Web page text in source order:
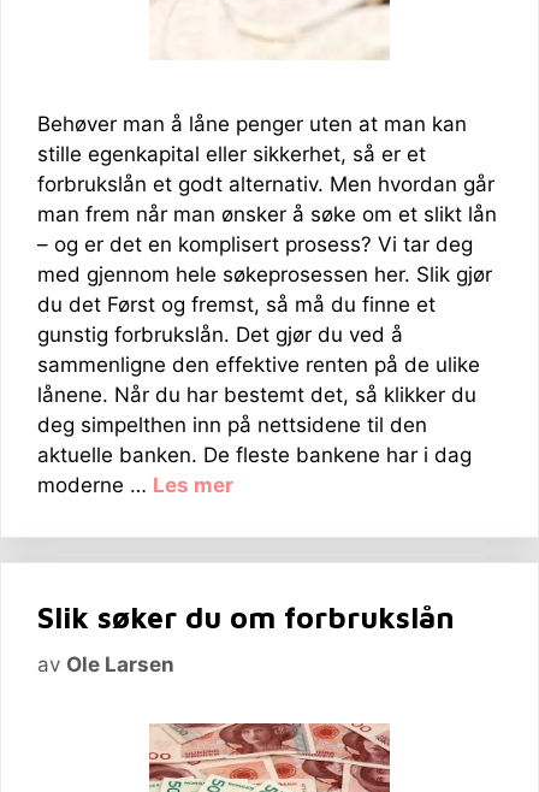
Behøver man å låne penger uten at man kan
stille egenkapital eller sikkerhet, så er et
forbrukslån et godt alternativ. Men hvordan går
man frem når man ønsker å søke om et slikt lån
– og er det en komplisert prosess? Vi tar deg
med gjennom hele søkeprosessen her. Slik gjør
du det Først og fremst, så må du finne et
gunstig forbrukslån. Det gjør du ved å
sammenligne den effektive renten på de ulike
lånene. Når du har bestemt det, så klikker du
deg simpelthen inn på nettsidene til den
aktuelle banken. De fleste bankene har i dag
moderne … Les mer
Slik søker du om forbrukslån
av Ole Larsen